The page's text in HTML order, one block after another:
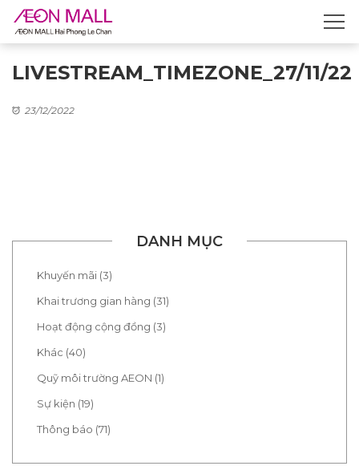
LIVESTREAM_TIMEZONE_27/11/22
23/12/2022
DANH MỤC
Khuyến mãi (3)
Khai trương gian hàng (31)
Hoạt động cộng đồng (3)
Khác (40)
Quỹ môi trường AEON (1)
Sự kiện (19)
Thông báo (71)